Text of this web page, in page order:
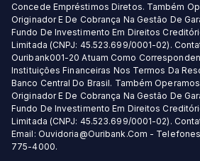
Concede Empréstimos Diretos. Também
Originador E De Cobrança Na Gestão De
Fundo De Investimento Em Direitos
Limitada (CNPJ: 45.523.699/0001-02).
Ouribank001-20 Atuam Como
Instituições Financeiras Nos Termos Da
Banco Central Do Brasil. Também
Originador E De Cobrança Na Gestão De
Fundo De Investimento Em Direitos
Limitada (CNPJ: 45.523.699/0001-02).
Email: Ouvidoria@Ouribank.Com -
775-4000.